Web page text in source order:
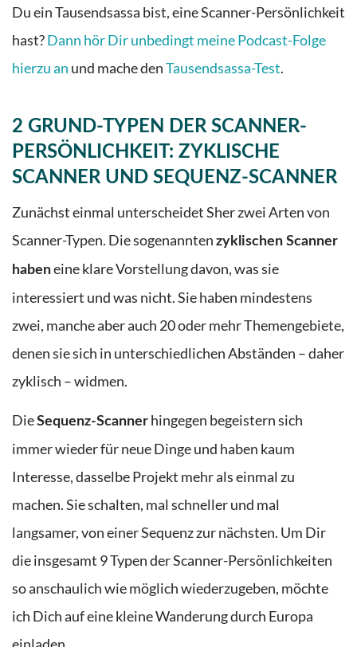
Du ein Tausendsassa bist, eine Scanner-Persönlichkeit
hast?Dann hör Dir unbedingt meine Podcast-Folge
hierzu an und mache denTausendsassa-Test.
2 GRUND-TYPEN DER SCANNER-
PERSÖNLICHKEIT: ZYKLISCHE
SCANNER UND SEQUENZ-SCANNER
Zunächst einmal unterscheidet Sher zwei Arten von
Scanner-Typen. Die sogenannten zyklischen Scanner
habeneine klare Vorstellung davon, was sie
interessiert und was nicht. Sie haben mindestens
zwei, manche aber auch 20 oder mehr Themengebiete,
denen sie sich in unterschiedlichen Abständen – daher
zyklisch – widmen.
DieSequenz-Scanner hingegen begeistern sich
immer wieder für neue Dinge und haben kaum
Interesse, dasselbe Projekt mehr als einmal zu
machen. Sie schalten, mal schneller und mal
langsamer, von einer Sequenz zur nächsten. Um Dir
die insgesamt 9 Typen der Scanner-Persönlichkeiten
so anschaulich wie möglich wiederzugeben, möchte
ich Dich auf eine kleine Wanderung durch Europa